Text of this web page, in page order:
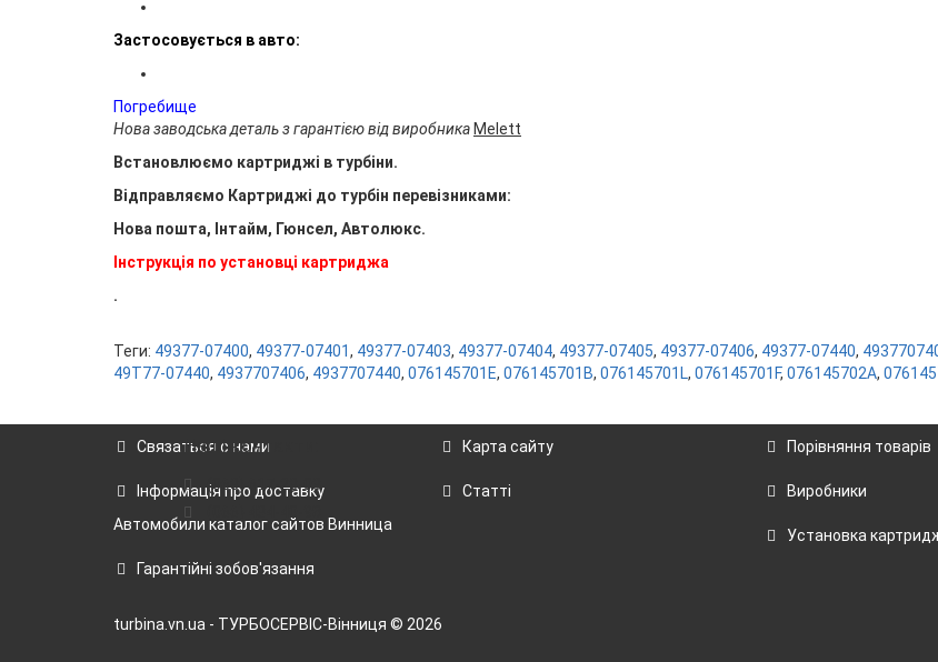
Застосовується в авто:
Погребище
Нова заводська деталь з гарантією від виробника Melett
Встановлюємо картриджі в турбіни.
Відправляємо Картриджі до турбін перевізниками:
Нова пошта, Інтайм, Гюнсел, Автолюкс.
Інструкція по установці картриджа
.
Теги: 49377-07400, 49377-07401, 49377-07403, 49377-07404, 49377-07405, 49377-07406, 49377-07440,
49T77-07440, 4937707406, 4937707440, 076145701E, 076145701B, 076145701L, 076145701F, 076145702A,
Наші контакти:
(063) 617-23-03
Связаться с нами
Інформація про доставку
Автомобили каталог сайтов Винница
Карта сайту
Статті
Порівняння товарів
Виробники
Установка
Гарантійні зобов'язання
turbina.vn.ua - ТУРБОСЕРВІС-Вінниця © 2026